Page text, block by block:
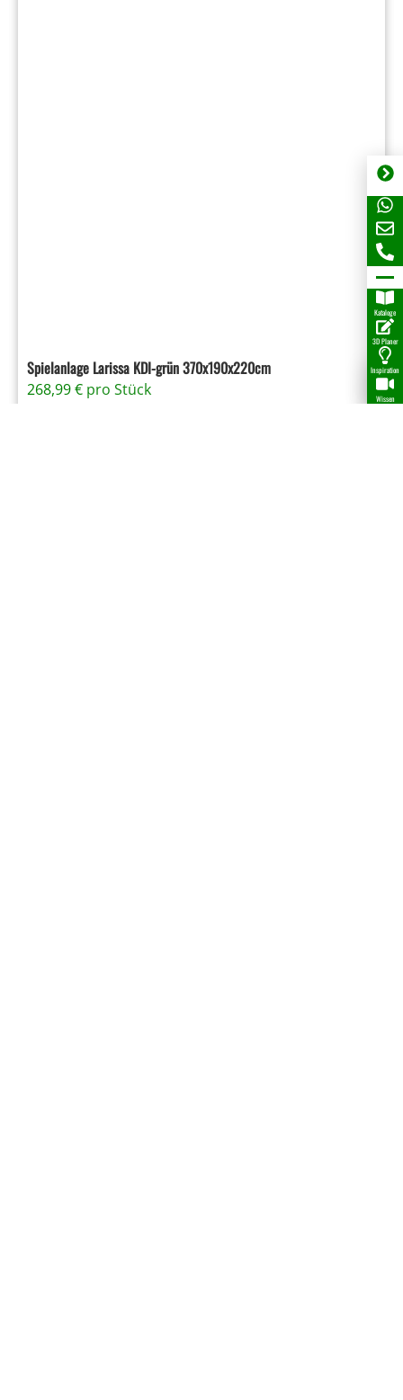
Spielanlage Larissa KDI-grün 370x190x220cm
268,99€ pro Stück
Kataloge
3D Planer
Inspiration
Wissen